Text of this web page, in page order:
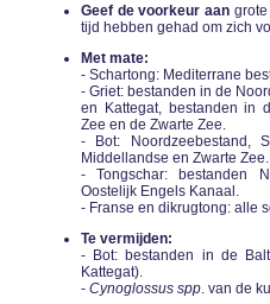
Geef de voorkeur aan
tijd hebben gehad om zich
Met mate:
- Schartong: Mediterrane
- Griet: bestanden in de
en Kattegat, bestanden in
Zee en de Zwarte Zee.
- Bot: Noordzeebestand,
Middellandse en Zwarte Zee.
- Tongschar: bestanden
Oostelijk Engels Kanaal.
- Franse en dikrugtong: alle
Te vermijden:
- Bot: bestanden in de
Kattegat).
- Cynoglossus spp. van de